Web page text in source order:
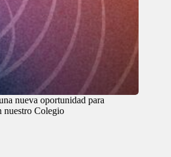
nueva oportunidad para
nuestro Colegio